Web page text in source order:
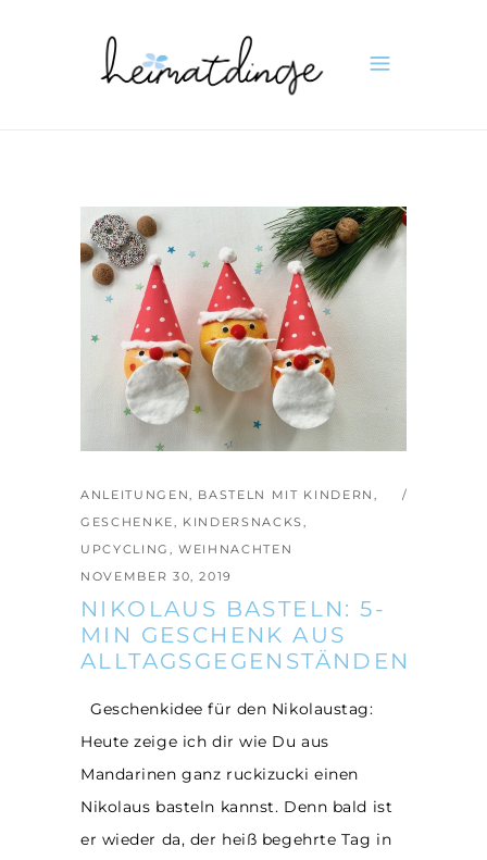
ANLEITUNGEN, BASTELN MIT KINDERN ,
GESCHENKE, KINDERSNACKS,
UPCYCLING ,WEIHNACHTEN
NOVEMBER 30, 2019
NIKOLAUS BASTELN: 5-
MIN GESCHENK AUS
ALLTAGSGEGENSTÄNDEN
Geschenkidee für den Nikolaustag:
Heute zeige ich dir wie Du aus
Mandarinen ganz ruckizucki einen
Nikolaus basteln kannst. Denn bald ist
er wieder da, der heiß begehrte Tag in